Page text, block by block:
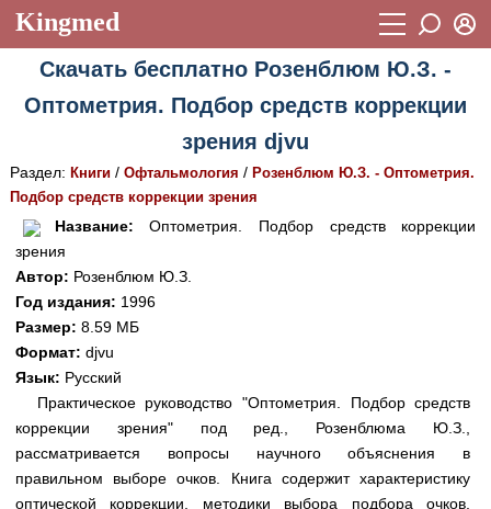
Kingmed
Учебный материал
Видеогалерея 899
Истории болезней 1268
Лекции и презентации
Аккредитационные тесты
Методические рекомендации
Научно-популярное
Статьи
Новости (244)
Медицинская стандартизация
Восстановить пароль
Регистрация
Скачать бесплатно Розенблюм Ю.З. -
Оптометрия. Подбор средств коррекции
зрения djvu
Раздел: Книги/ Офтальмология / Розенблюм Ю.З. - Оптометрия.
Подбор средств коррекции зрения
Название: Оптометрия. Подбор средств коррекции
зрения
Автор: Розенблюм Ю.З.
Год издания: 1996
Размер: 8.59 МБ
Формат: djvu
Язык: Русский
Практическое руководство "Оптометрия. Подбор средств
коррекции зрения" под ред., Розенблюма Ю.З.,
рассматривается вопросы научного объяснения в
правильном выборе очков. Книга содержит характеристику
оптической коррекции, методики выбора подбора очков,